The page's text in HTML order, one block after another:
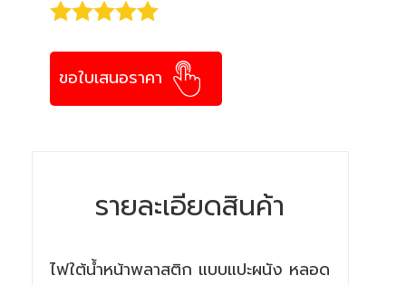
ขอใบเสนอราคา
รายละเอียดสินค้า
ไฟใต้น้ำหน้าพลาสติก แบบแปะผนัง หลอด